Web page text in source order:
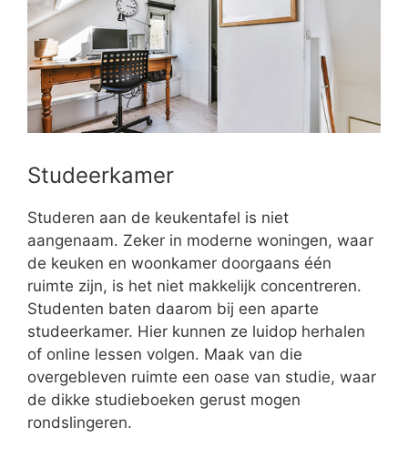
Studeerkamer
Studeren aan de keukentafel is niet
aangenaam. Zeker in moderne woningen, waar
de keuken en woonkamer doorgaans één
ruimte zijn, is het niet makkelijk concentreren.
Studenten baten daarom bij een aparte
studeerkamer. Hier kunnen ze luidop herhalen
of online lessen volgen. Maak van die
overgebleven ruimte een oase van studie, waar
de dikke studieboeken gerust mogen
rondslingeren.